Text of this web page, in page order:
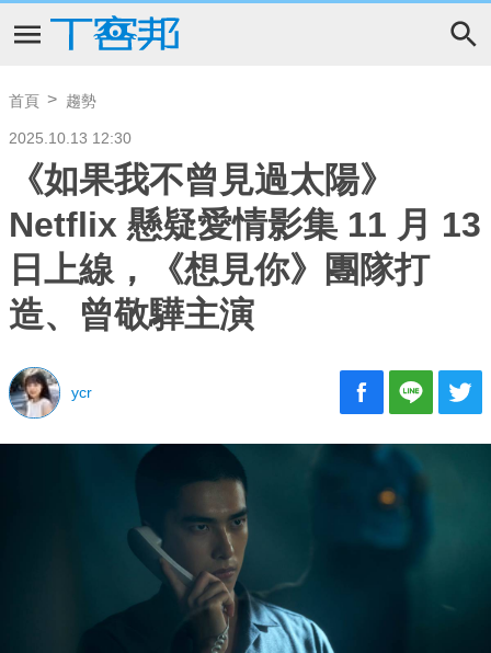
首頁 趨勢
2025.10.13 12:30
《如果我不曾見過太陽》
Netflix 懸疑愛情影集 11 月 13
日上線，《想見你》團隊打
造、曾敬驊主演
ycr